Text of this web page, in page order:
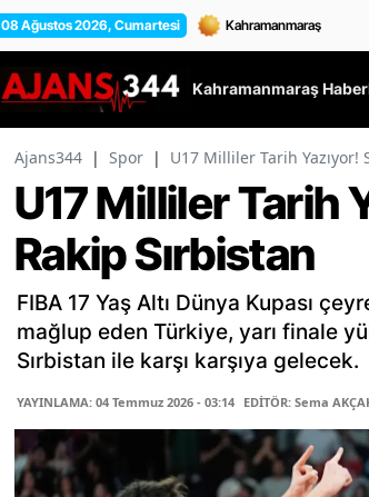
08 Ağustos 2026, Cumartesi
Kahramanmaraş
Ajans344 | Spor | U17 Milliler Tarih Yazıyor!
U17 Milliler Tarih
Rakip Sırbistan
FIBA 17 Yaş Altı Dünya Kupası
mağlup eden Türkiye, yarı finale
Sırbistan ile karşı karşıya gelecek.
YAYINLAMA: 04 Temmuz 2026 - 03:14 EDİTÖR: Sema